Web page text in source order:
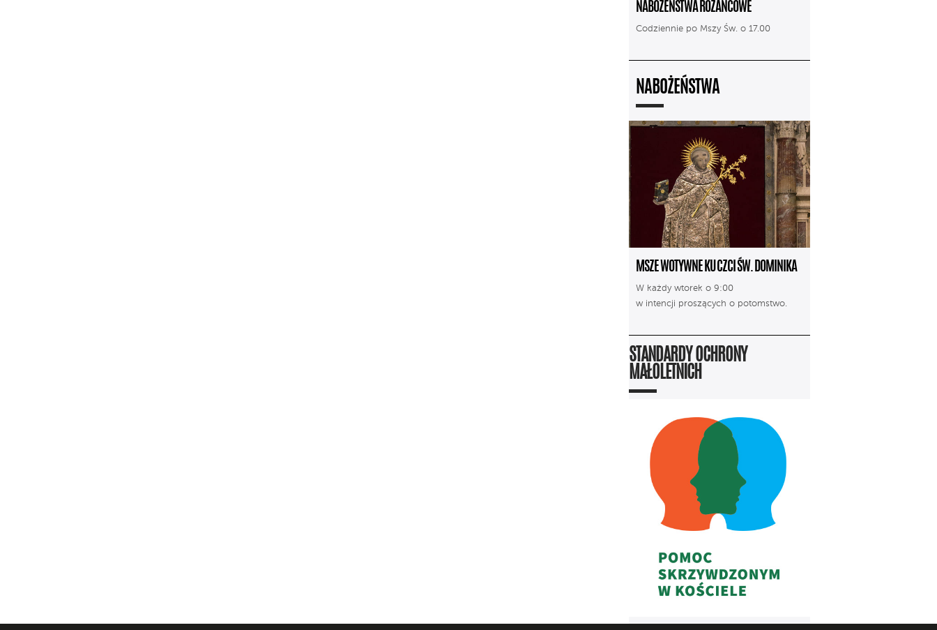
NABOŻEŃSTWA RÓŻAŃCOWE
Codziennie po Mszy Św. o 17.00
NABOŻEŃSTWA
MSZE WOTYWNE KU CZCI ŚW. DOMINIKA
W każdy wtorek o 9:00
w intencji proszących o potomstwo.
STANDARDY OCHRONY
MAŁOLETNICH